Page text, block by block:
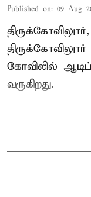
Published on: 09 Aug
திருக்கோவிலுார்,
கோவிலில்
வருகிறது.